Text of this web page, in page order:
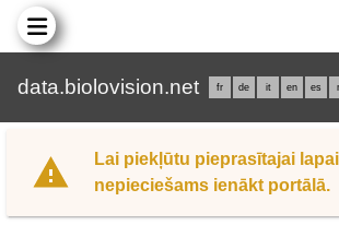
data.biolovision.net fr de it en es
Lai piekļūtu pieprasītajai
nepieciešams ienākt portālā.